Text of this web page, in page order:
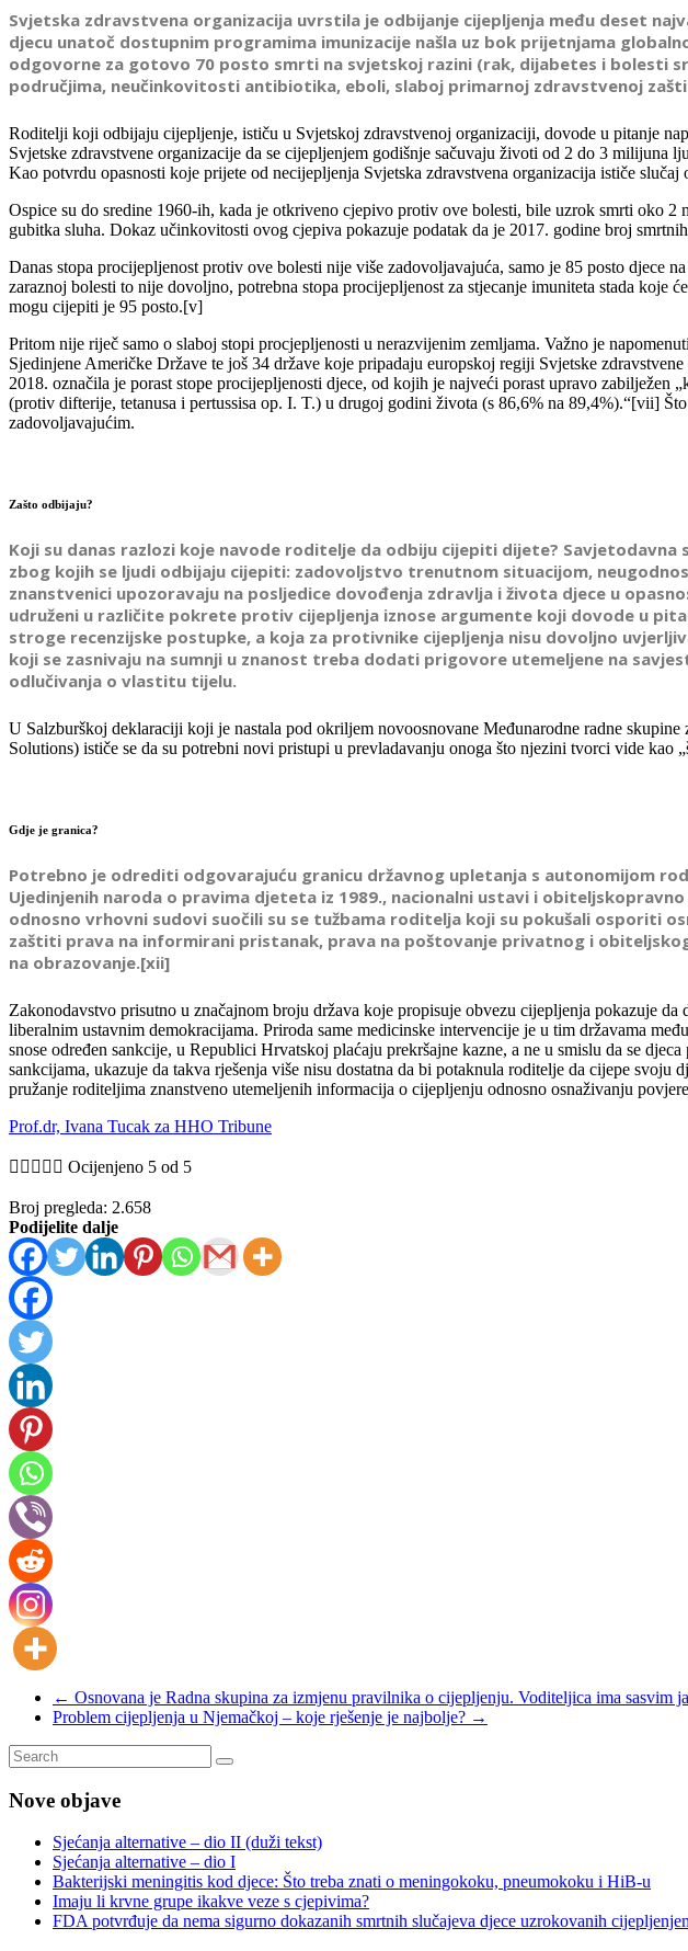
Svjetska zdravstvena organizacija uvrstila je odbijanje cijepljenja među deset
djecu unatoč dostupnim programima imunizacije našla uz bok prijetnjama
odgovorne za gotovo 70 posto smrti na svjetskoj razini (rak, dijabetes i bolesti
područjima, neučinkovitosti antibiotika, eboli, slaboj primarnoj zdravstvenoj
Roditelji koji odbijaju cijepljenje, ističu u Svjetskoj zdravstvenoj organizaciji, dovode u pitanje
Svjetske zdravstvene organizacije da se cijepljenjem godišnje sačuvaju životi od 2 do 3
Kao potvrdu opasnosti koje prijete od necijepljenja Svjetska zdravstvena organizacija ističe
Ospice su do sredine 1960-ih, kada je otkriveno cjepivo protiv ove bolesti, bile uzrok smrti oko
gubitka sluha. Dokaz učinkovitosti ovog cjepiva pokazuje podatak da je 2017. godine broj
Danas stopa procijepljenost protiv ove bolesti nije više zadovoljavajuća, samo je 85 posto
zaraznoj bolesti to nije dovoljno, potrebna stopa procijepljenost za stjecanje imuniteta stada
mogu cijepiti je 95 posto.[v]
Pritom nije riječ samo o slaboj stopi procjepljenosti u nerazvijenim zemljama. Važno je
Sjedinjene Američke Države te još 34 države koje pripadaju europskoj regiji Svjetske
2018. označila je porast stope procijepljenosti djece, od kojih je najveći porast upravo
(protiv difterije, tetanusa i pertussisa op. I. T.) u drugoj godini života (s 86,6% na 89,4%).“[vii]
zadovoljavajućim.
Zašto odbijaju?
Koji su danas razlozi koje navode roditelje da odbiju cijepiti dijete?
zbog kojih se ljudi odbijaju cijepiti: zadovoljstvo trenutnom situacijom,
znanstvenici upozoravaju na posljedice dovođenja zdravlja i života djece u
udruženi u različite pokrete protiv cijepljenja iznose argumente koji dovode u
stroge recenzijske postupke, a koja za protivnike cijepljenja nisu dovoljno
koji se zasnivaju na sumnji u znanost treba dodati prigovore utemeljene na
odlučivanja o vlastitu tijelu.
U Salzburškoj deklaraciji koji je nastala pod okriljem novoosnovane Međunarodne radne
Solutions) ističe se da su potrebni novi pristupi u prevladavanju onoga što njezini tvorci vide
Gdje je granica?
Potrebno je odrediti odgovarajuću granicu državnog upletanja s autonomijom
Ujedinjenih naroda o pravima djeteta iz 1989., nacionalni ustavi i
odnosno vrhovni sudovi suočili su se tužbama roditelja koji su pokušali osporiti
zaštiti prava na informirani pristanak, prava na poštovanje privatnog i
na obrazovanje.[xii]
Zakonodavstvo prisutno u značajnom broju država koje propisuje obvezu cijepljenja pokazuje
liberalnim ustavnim demokracijama. Priroda same medicinske intervencije je u tim državama
snose određen sankcije, u Republici Hrvatskoj plaćaju prekršajne kazne, a ne u smislu da se
sankcijama, ukazuje da takva rješenja više nisu dostatna da bi potaknula roditelje da cijepe
pružanje roditeljima znanstveno utemeljenih informacija o cijepljenju odnosno osnaživanju
Prof.dr, Ivana Tucak za HHO Tribune
     Ocijenjeno 5 od 5
Broj pregleda: 2.658
Podijelite dalje
← Osnovana je Radna skupina za izmjenu pravilnika o cijepljenju. Voditeljica ima sasvim
Problem cijepljenja u Njemačkoj – koje rješenje je najbolje? →
Nove objave
Sjećanja alternative – dio II (duži tekst)
Sjećanja alternative – dio I
Bakterijski meningitis kod djece: Što treba znati o meningokoku, pneumokoku i HiB-u
Imaju li krvne grupe ikakve veze s cjepivima?
FDA potvrđuje da nema sigurno dokazanih smrtnih slučajeva djece uzrokovanih